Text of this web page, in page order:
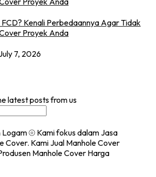
FCD? Kenali Perbedaannya Agar Tidak
Proyek Anda
7, 2026
latest posts from us